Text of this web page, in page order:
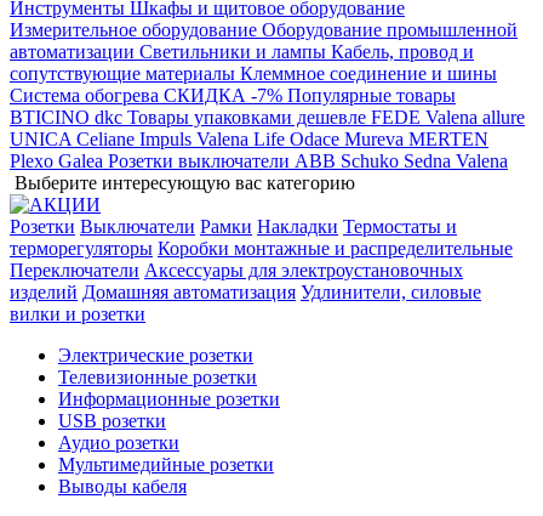
Инструменты Шкафы и щитовое оборудование
Измерительное оборудование Оборудование промышленной
автоматизации Светильники и лампы Кабель, провод и
сопутствующие материалы Клеммное соединение и шины
Система обогрева СКИДКА -7% Популярные товары
BTICINO dkc Товары упаковками дешевле FEDE Valena allure
UNICA Celiane Impuls Valena Life Odace Mureva MERTEN
Plexo Galea Розетки выключатели ABB Schuko Sedna Valena
Выберите интересующую вас категорию
Розетки Выключатели Рамки Накладки Термостаты и
терморегуляторы Коробки монтажные и распределительные
Переключатели Аксессуары для электроустановочных
изделий Домашняя автоматизация Удлинители, силовые
вилки и розетки
Электрические розетки
Телевизионные розетки
Информационные розетки
USB розетки
Аудио розетки
Мультимедийные розетки
Выводы кабеля